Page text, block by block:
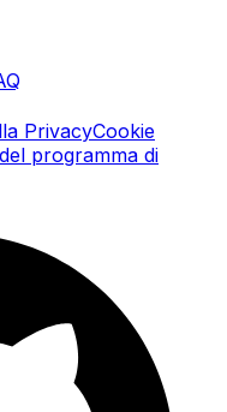
PrivacyCookie
programma di